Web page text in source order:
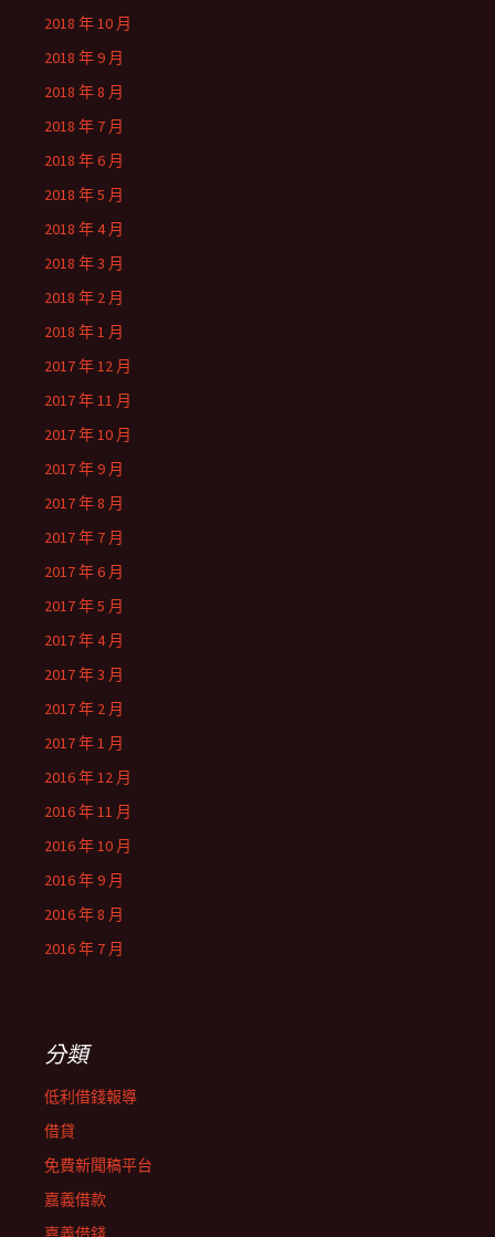
2018 年 10 月
2018 年 9 月
2018 年 8 月
2018 年 7 月
2018 年 6 月
2018 年 5 月
2018 年 4 月
2018 年 3 月
2018 年 2 月
2018 年 1 月
2017 年 12 月
2017 年 11 月
2017 年 10 月
2017 年 9 月
2017 年 8 月
2017 年 7 月
2017 年 6 月
2017 年 5 月
2017 年 4 月
2017 年 3 月
2017 年 2 月
2017 年 1 月
2016 年 12 月
2016 年 11 月
2016 年 10 月
2016 年 9 月
2016 年 8 月
2016 年 7 月
分類
低利借錢報導
借貸
免費新聞稿平台
嘉義借款